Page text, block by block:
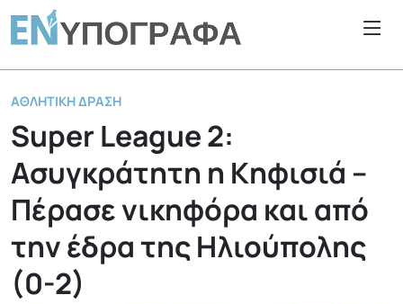
ΑΘΛΗΤΙΚΉ ΔΡΆΣΗ
Super League 2:
Ασυγκράτητη η Κηφισιά –
Πέρασε νικηφόρα και από
την έδρα της Ηλιούπολης
(0-2)